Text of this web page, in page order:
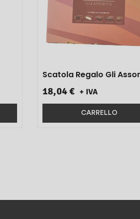
Scatola Regalo Gli
18,04 € + IVA
CARRELLO